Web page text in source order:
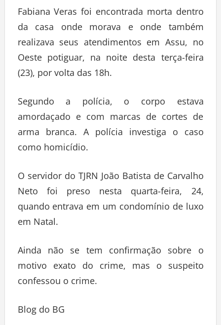
Fabiana Veras foi encontrada morta dentro
da casa onde morava e onde também
realizava seus atendimentos em Assu, no
Oeste potiguar, na noite desta terça-feira
(23), por volta das 18h.
Segundo a polícia, o corpo estava
amordaçado e com marcas de cortes de
arma branca. A polícia investiga o caso
como homicídio.
O servidor do TJRN João Batista de Carvalho
Neto foi preso nesta quarta-feira, 24,
quando entrava em um condomínio de luxo
em Natal.
Ainda não se tem confirmação sobre o
motivo exato do crime, mas o suspeito
confessou o crime.
Blog do BG